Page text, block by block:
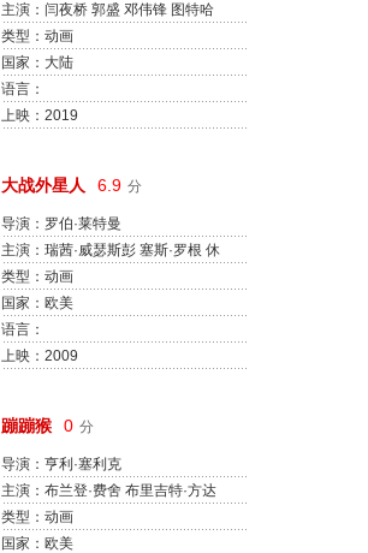
主演：闫夜桥 郭盛 邓伟锋 图特哈
蒙 杨凝 叮当 沈念如 王云飞 王晨光
姚雷
类型：动画
国家：大陆
语言：
上映：2019
大战外星人 6.9 分
导演：罗伯·莱特曼
康拉德·弗农
主演：瑞茜·威瑟斯彭 塞斯·罗根 休
·劳瑞 威尔·阿奈特 基弗·萨瑟兰 保
罗·路德 蕾妮·齐薇格 麦斯·米科尔
森 陈伟霆 约翰·卡拉辛斯基
类型：动画
国家：欧美
语言：
上映：2009
蹦蹦猴 0 分
导演：亨利·塞利克
主演：布兰登·费舍 布里吉特·方达
约翰·特托罗 克里斯·卡坦 吉安卡罗
·埃斯波西托 罗丝·麦高恩 戴夫·弗
类型：动画
国家：欧美